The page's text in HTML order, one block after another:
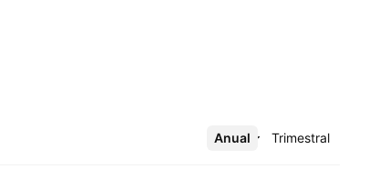
Anual Trimestral
Más